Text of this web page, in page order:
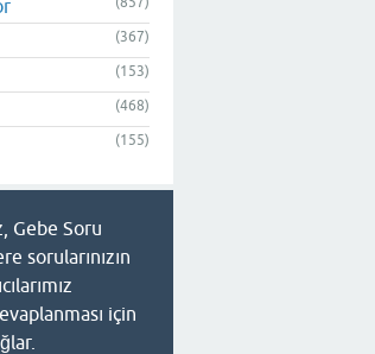
(367)
(153)
(468)
(155)
Gebe Soru
sorularınızın
için